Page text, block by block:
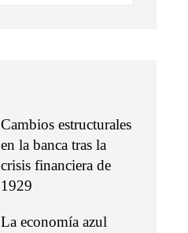
Cambios estructurales
en la banca tras la
crisis financiera de
1929
La economía azul